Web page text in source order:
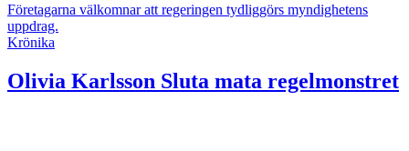
Företagarna välkomnar att regeringen tydliggörs myndighetens
uppdrag.
Krönika
Olivia Karlsson Sluta mata regelmonstret